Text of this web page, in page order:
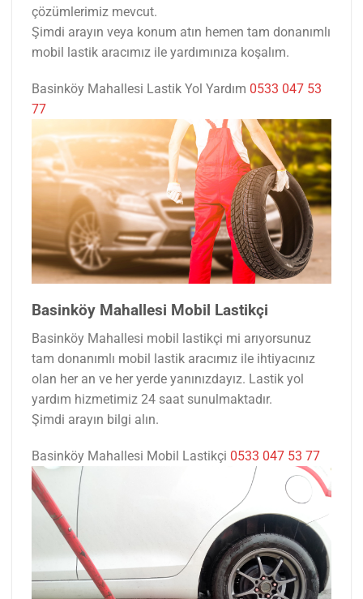
çözümlerimiz mevcut.
Şimdi arayın veya konum atın hemen tam donanımlı
mobil lastik aracımız ile yardımınıza koşalım.
Basinköy Mahallesi Lastik Yol Yardım 0533 047 53
77
Basinköy Mahallesi Mobil Lastikçi
Basinköy Mahallesi mobil lastikçi mi arıyorsunuz
tam donanımlı mobil lastik aracımız ile ihtiyacınız
olan her an ve her yerde yanınızdayız. Lastik yol
yardım hizmetimiz 24 saat sunulmaktadır.
Şimdi arayın bilgi alın.
Basinköy Mahallesi Mobil Lastikçi 0533 047 53 77